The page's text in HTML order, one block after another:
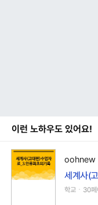
이런 노하우도 있어요!
oohnew
세계사(
학교ㆍ30페